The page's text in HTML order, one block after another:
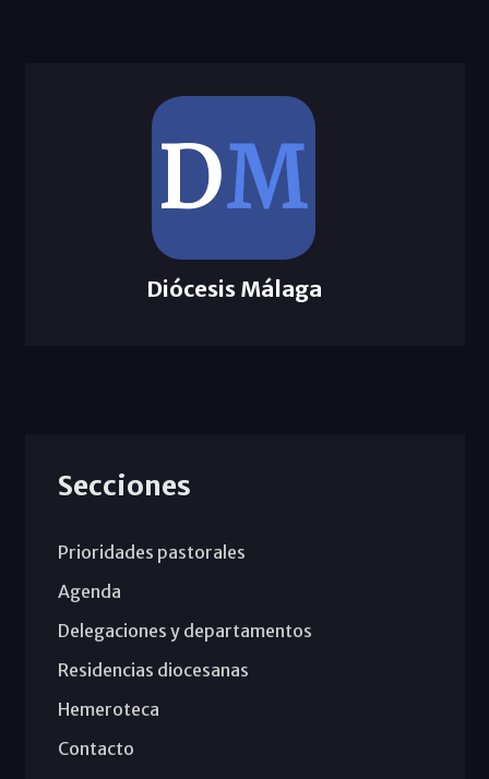
Diócesis Málaga
Secciones
Prioridades pastorales
Agenda
Delegaciones y departamentos
Residencias diocesanas
Hemeroteca
Contacto